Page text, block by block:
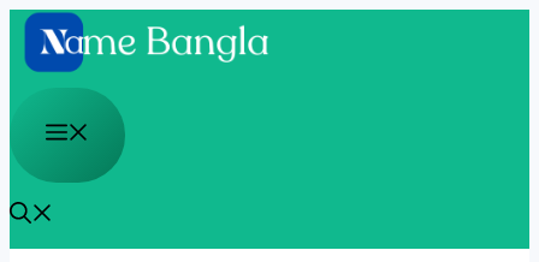
Skip
to
content
Menu